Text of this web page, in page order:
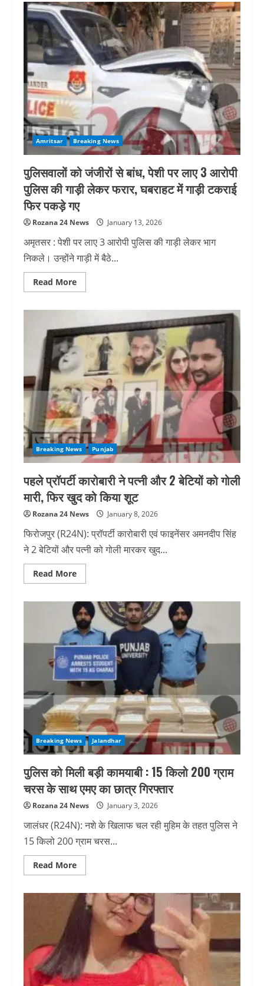
भाग
सिंह
यूनिवर्सिटी
के
बाहर
केसर
धामी
की
हत्या
का
मुख्य
आरोपी
जस्सा
पुलिस
मुठभेड़
में
काबू
Amritsar Breaking News
पुलिसवालों को जंजीरों से बांध, पेशी पर लाए 3 आरोपी
पुलिस की गाड़ी लेकर फरार, घबराहट में गाड़ी टकराई
फिर पकड़े गए
Rozana 24 News January 13, 2026
अमृतसर : पेशी पर लाए 3 आरोपी पुलिस की गाड़ी लेकर भाग
निकले। उन्होंने गाड़ी में बैठे...
Read MoreRead
more
जंजीरों
से
बांध,
पेशी
पर
लाए
3
आरोपी
पुलिस
की
गाड़ी
लेकर
फरार,
घबराहट
में
गाड़ी
टकराई
फिर
गए
Breaking News Punjab
पहले प्रॉपर्टी कारोबारी ने पत्नी और 2 बेटियों को गोली
मारी, फिर खुद को किया शूट
Rozana 24 News January 8, 2026
फिरोजपुर (R24N): प्रॉपर्टी कारोबारी एवं फाइनेंसर अमनदीप सिंह
ने 2 बेटियों और पत्नी को गोली मारकर खुद...
Read MoreRead
more
प्रॉपर्टी
कारोबारी
ने
पत्नी
और
2
बेटियों
को
गोली
मारी,
फिर
खुद
को
किया
शूट
Breaking News Jalandhar
पुलिस को मिली बड़ी कामयाबी : 15 किलो 200 ग्राम
चरस के साथ एमए का छात्र गिरफ्तार
Rozana 24 News January 3, 2026
जालंधर (R24N): नशे के खिलाफ चल रही मुहिम के तहत पुलिस ने
15 किलो 200 ग्राम चरस...
Read MoreRead
more
को
मिली
बड़ी
कामयाबी
किलो
200
ग्राम
चरस
के